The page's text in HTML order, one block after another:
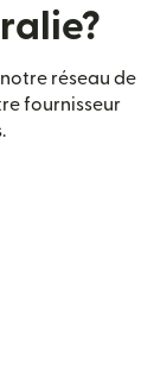
réseau de
fournisseur